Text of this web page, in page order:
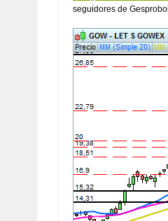
seguidores de